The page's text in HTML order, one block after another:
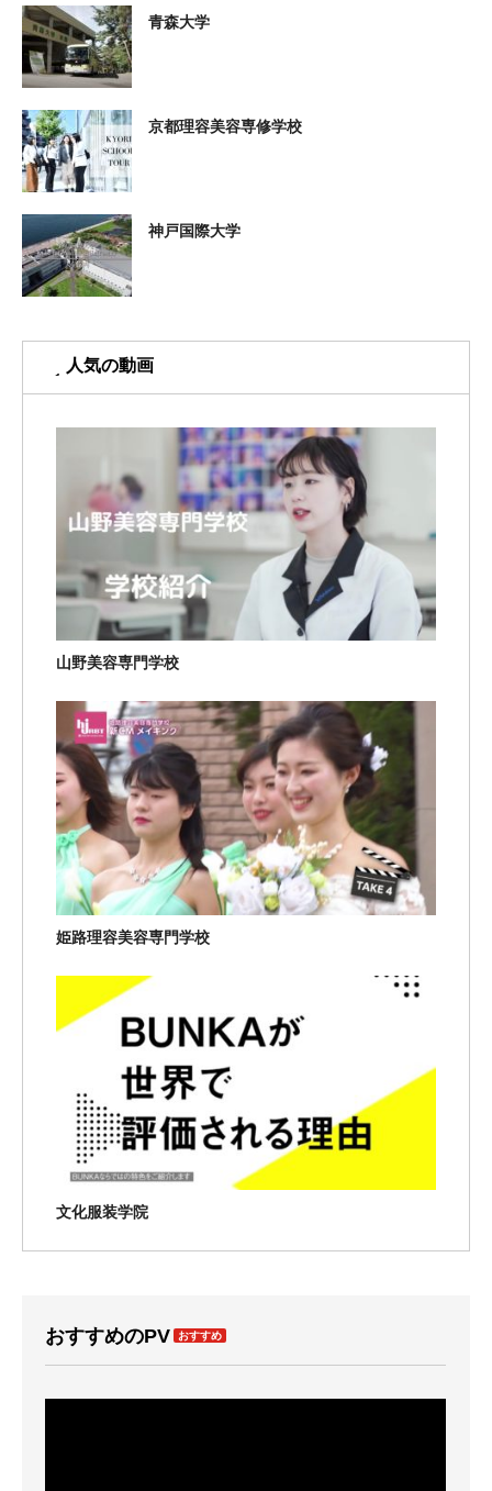
青森大学
京都理容美容専修学校
神戸国際大学
人気の動画
山野美容専門学校
姫路理容美容専門学校
文化服装学院
おすすめのPV おすすめ